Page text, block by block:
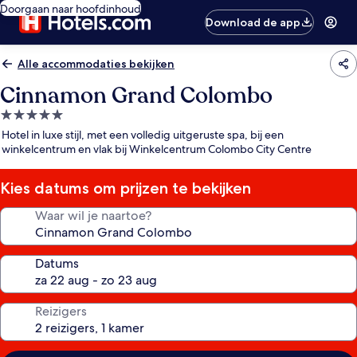
Doorgaan naar hoofdinhoud
Download de app
Alle accommodaties bekijken
Cinnamon Grand Colombo
5.0-
sterrenaccommodatie
Hotel in luxe stijl, met een volledig uitgeruste spa, bij een
winkelcentrum en vlak bij Winkelcentrum Colombo City Centre
Kies datums om prijzen te bekijken
Waar wil je naartoe?
Datums
Reizigers